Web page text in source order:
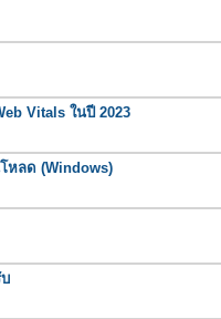
Vitals ในปี 2023
หลด (Windows)